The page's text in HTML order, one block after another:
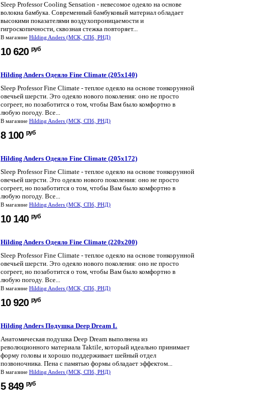
Sleep Professor Cooling Sensation - невесомое одеяло на основе
волокна бамбука. Современный бамбуковый материал обладает
высокими показателями воздухопроницаемости и
гигроскопичности, сквозная стежка повторяет...
В магазине Hilding Anders (МСК, СПб, РНД)
10 620 руб
Hilding Anders Одеяло Fine Climate (205x140)
Sleep Professor Fine Climate - теплое одеяло на основе тонкорунной
овечьей шерсти. Это одеяло нового поколения: оно не просто
согреет, но позаботится о том, чтобы Вам было комфортно в
любую погоду. Все...
В магазине Hilding Anders (МСК, СПб, РНД)
8 100 руб
Hilding Anders Одеяло Fine Climate (205x172)
Sleep Professor Fine Climate - теплое одеяло на основе тонкорунной
овечьей шерсти. Это одеяло нового поколения: оно не просто
согреет, но позаботится о том, чтобы Вам было комфортно в
любую погоду. Все...
В магазине Hilding Anders (МСК, СПб, РНД)
10 140 руб
Hilding Anders Одеяло Fine Climate (220x200)
Sleep Professor Fine Climate - теплое одеяло на основе тонкорунной
овечьей шерсти. Это одеяло нового поколения: оно не просто
согреет, но позаботится о том, чтобы Вам было комфортно в
любую погоду. Все...
В магазине Hilding Anders (МСК, СПб, РНД)
10 920 руб
Hilding Anders Подушка Deep Dream L
Анатомическая подушка Deep Dream выполнена из
революционного материала Taktile, который идеально принимает
форму головы и хорошо поддерживает шейный отдел
позвоночника. Пена с памятью формы обладает эффектом...
В магазине Hilding Anders (МСК, СПб, РНД)
5 849 руб